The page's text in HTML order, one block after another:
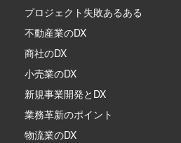
プロジェクト失敗あるある
不動産業のDX
商社のDX
小売業のDX
新規事業開発とDX
業務革新のポイント
物流業のDX